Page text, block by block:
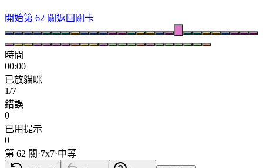
開始第 62 關返回關卡
時間
00:00
已放貓咪
1/7
錯誤
0
已用提示
0
第 62 關·7x7·中等